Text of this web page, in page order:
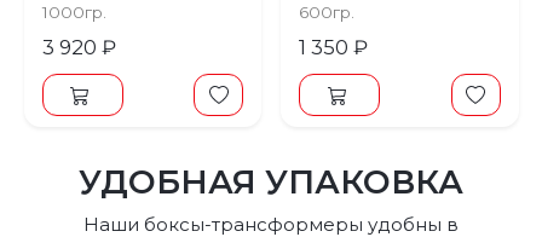
1000гр.
3 920 ₽
600гр.
1 350 ₽
УДОБНАЯ УПАКОВКА
Наши боксы-трансформеры удобны в